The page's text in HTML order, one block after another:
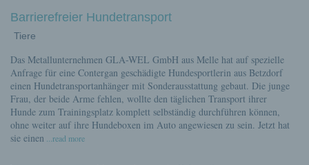
Barrierefreier Hundetransport
Tiere
Das Metallunternehmen GLA-WEL GmbH aus Melle hat auf spezielle
Anfrage für eine Contergan geschädigte Hundesportlerin aus Betzdorf
einen Hundetransportanhänger mit Sonderausstattung gebaut. Die junge
Frau, der beide Arme fehlen, wollte den täglichen Transport ihrer
Hunde zum Trainingsplatz komplett selbständig durchführen können,
ohne weiter auf ihre Hundeboxen im Auto angewiesen zu sein. Jetzt hat
sie einen ...read more